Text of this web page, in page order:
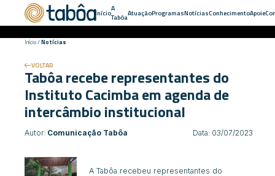
InícioA
TabôaAtuaçãoProgramasNotíciasConhecimentoApoie
Início/Notícias
Tabôa recebe representantes do
Instituto Cacimba em agenda de
intercâmbio institucional
VOLTAR
Autor: Comunicação Tabôa Data: 03/07/2023
A Tabôa recebeu representantes do